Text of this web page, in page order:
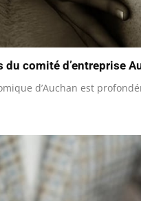
comité d’entreprise
d’Auchan est